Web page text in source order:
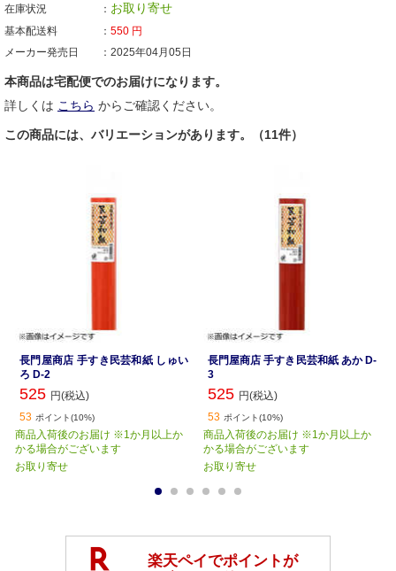
在庫状況
お取り寄せ
基本配送料 550 円
メーカー発売日
2025年04月05日
本商品は宅配便でのお届けになります。
詳しくは こちら からご確認ください。
この商品には、バリエーションがあります。（11件）
長門屋商店 手すき民芸和紙 しゅい
ろ D-2
525 円(税込)
53 ポイント(10%)
商品入荷後のお届け ※1か月以上か
かる場合がございます
お取り寄せ
長門屋商店 手すき民芸和紙 あか D-
3
525 円(税込)
53 ポイント(10%)
商品入荷後のお届け ※1か月以上か
かる場合がございます
お取り寄せ